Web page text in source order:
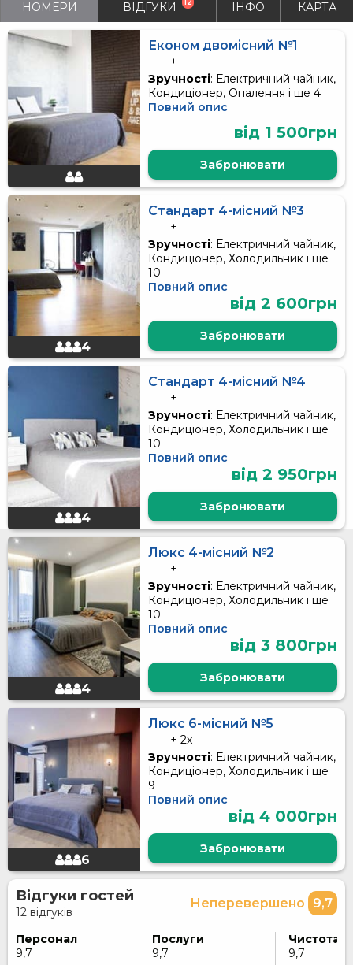
НОМЕРИ ВІДГУКИ ІНФО КАРТА
Економ двомісний №1
+
Зручності: Електричний чайник,
Кондиціонер, Опалення і ще 4
Повний опис
від 1 500грн
Забронювати
4
Стандарт 4-місний №3
+
Зручності: Електричний чайник,
Кондиціонер, Холодильник і ще
10
Повний опис
від 2 600грн
Забронювати
4
Стандарт 4-місний №4
+
Зручності: Електричний чайник,
Кондиціонер, Холодильник і ще
10
Повний опис
від 2 950грн
Забронювати
4
Люкс 4-місний №2
+
Зручності: Електричний чайник,
Кондиціонер, Холодильник і ще
10
Повний опис
від 3 800грн
Забронювати
6
Люкс 6-місний №5
+ 2x
Зручності: Електричний чайник,
Кондиціонер, Холодильник і ще
9
Повний опис
від 4 000грн
Забронювати
Відгуки гостей
12 відгуків
Неперевершено 9,7
Персонал
9,7
Послуги
9,7
Чистота
9,7